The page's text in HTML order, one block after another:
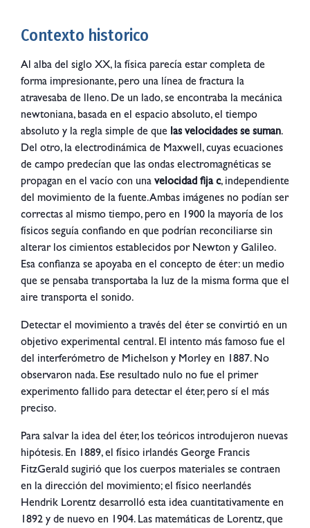
Contexto historico
Al alba del siglo XX, la física parecía estar completa de
forma impresionante, pero una línea de fractura la
atravesaba de lleno. De un lado, se encontraba la mecánica
newtoniana, basada en el espacio absoluto, el tiempo
absoluto y la regla simple de que las velocidades se suman.
Del otro, la electrodinámica de Maxwell, cuyas ecuaciones
de campo predecían que las ondas electromagnéticas se
propagan en el vacío con una velocidad fija c, independiente
del movimiento de la fuente. Ambas imágenes no podían ser
correctas al mismo tiempo, pero en 1900 la mayoría de los
físicos seguía confiando en que podrían reconciliarse sin
alterar los cimientos establecidos por Newton y Galileo.
Esa confianza se apoyaba en el concepto de éter: un medio
que se pensaba transportaba la luz de la misma forma que el
aire transporta el sonido.
Detectar el movimiento a través del éter se convirtió en un
objetivo experimental central. El intento más famoso fue el
del interferómetro de Michelson y Morley en 1887. No
observaron nada. Ese resultado nulo no fue el primer
experimento fallido para detectar el éter, pero sí el más
preciso.
Para salvar la idea del éter, los teóricos introdujeron nuevas
hipótesis. En 1889, el físico irlandés George Francis
FitzGerald sugirió que los cuerpos materiales se contraen
en la dirección del movimiento; el físico neerlandés
Hendrik Lorentz desarrolló esta idea cuantitativamente en
1892 y de nuevo en 1904. Las matemáticas de Lorentz, que